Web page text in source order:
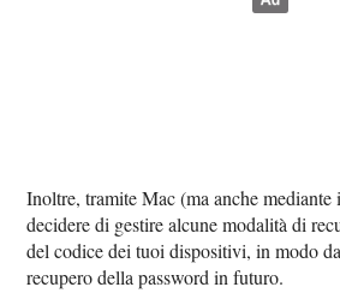
Inoltre, tramite Mac (ma anche mediante
decidere di gestire alcune modalità di
del codice dei tuoi dispositivi, in modo
recupero della password in futuro.